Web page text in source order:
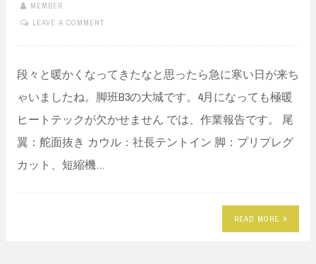
MEMBER
LEAVE A COMMENT
段々と暖かくなってきたなと思ったら急に寒い日が来ち
ゃいましたね。脚班B3の大城です。4月になっても極暖
ヒートテックが欠かせません では、作業報告です。 尾
翼：舵面抜き カウル：社長テントイン 脚：プリプレグ
カット、短縮機…
READ MORE